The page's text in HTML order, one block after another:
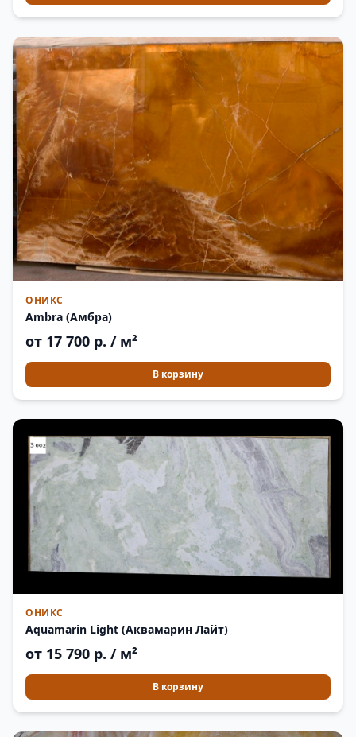
ОНИКС
Ambra (Амбра)
от 17 700 р. / м²
В корзину
ОНИКС
Aquamarin Light (Аквамарин Лайт)
от 15 790 р. / м²
В корзину